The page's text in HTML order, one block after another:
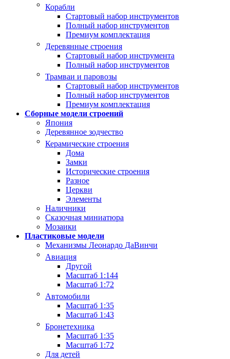
Корабли
Стартовый набор инструментов
Полный набор инструментов
Премиум комплектация
Деревянные строения
Стартовый набор инструмента
Полный набор инструментов
Трамваи и паровозы
Стартовый набор инструментов
Полный набор инструментов
Премиум комплектация
Сборные модели строений
Япония
Деревянное зодчество
Керамические строения
Дома
Замки
Исторические строения
Разное
Церкви
Элементы
Наличники
Сказочная миниатюра
Мозаики
Пластиковые модели
Механизмы Леонардо ДаВинчи
Авиация
Другой
Масштаб 1:144
Масштаб 1:72
Автомобили
Масштаб 1:35
Масштаб 1:43
Бронетехника
Масштаб 1:35
Масштаб 1:72
Для детей